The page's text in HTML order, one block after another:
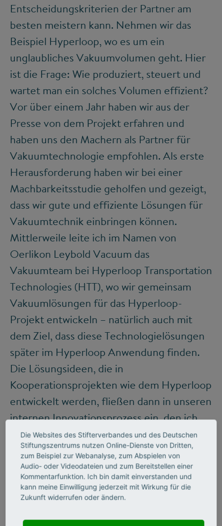
Entscheidungskriterien der Partner am
besten meistern kann. Nehmen wir das
Beispiel Hyperloop, wo es um ein
unglaubliches Vakuumvolumen geht. Hier
ist die Frage: Wie produziert, steuert und
wartet man ein solches Volumen effizient?
Vor über einem Jahr haben wir aus der
Presse von dem Projekt erfahren und
haben uns den Machern als Partner für
Vakuumtechnologie empfohlen. Als erste
Herausforderung haben wir bei einer
Machbarkeitsstudie geholfen und gezeigt,
dass wir gute und effiziente Lösungen für
Vakuumtechnik einbringen können.
Mittlerweile leite ich im Namen von
Oerlikon Leybold Vacuum das
Vakuumteam bei Hyperloop Transportation
Technologies (HTT), wo wir gemeinsam
Vakuumlösungen für das Hyperloop-
Projekt entwickeln – natürlich auch mit
dem Ziel, dass diese Technologielösungen
später im Hyperloop Anwendung finden.
Die Lösungsideen, die in
Kooperationsprojekten wie dem Hyperloop
entwickelt werden, fließen dann in unseren
internen Innovationsprozess ein, den ich
eben beschrieben habe.
Die Websites des Stifterverbandes und des Deutschen
Stiftungszentrums nutzen Online-Dienste von Dritten,
zum Beispiel zur Webanalyse, zum Abspielen von
Audio- oder Videodateien und zum Bereitstellen einer
Kommentarfunktion. Ich bin damit einverstanden und
kann meine Einwilligung jederzeit mit Wirkung für die
Zukunft widerrufen oder ändern.